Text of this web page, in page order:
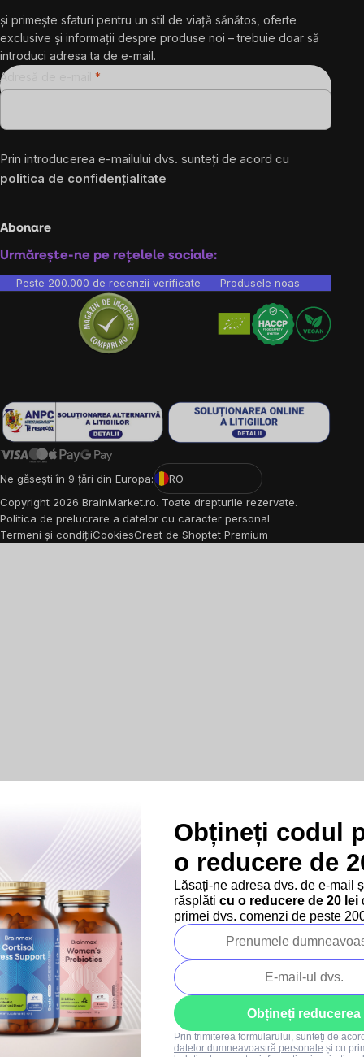
și primește sfaturi pentru un stil de viață sănătos, oferte
exclusive și informații despre produse noi – trebuie doar să
introduci adresa ta de e-mail.
Adresă de e-mail
Prin introducerea e-mailului dvs. sunteți de acord cu
politica de confidențialitate
Abonare
Urmărește-ne pe rețelele sociale:
Peste 200.000 de recenzii verificate Produsele noastre sunt
Ne găsești în 9 țări din Europa:
RO
Copyright 2026 BrainMarket.ro. Toate drepturile rezervate.
Politica de prelucrare a datelor cu caracter personal
Termeni și condițiiCookiesCreat de Shoptet Premium
Obțineți codul
o reducere de
Lăsați-ne adresa dvs. de e-mail
răsplăti cu o reducere de 20 lei
primei dvs. comenzi de peste
Obțineți reducerea
Prin trimiterea formularului, sunteți de
datelor dumneavoastră personale și cu